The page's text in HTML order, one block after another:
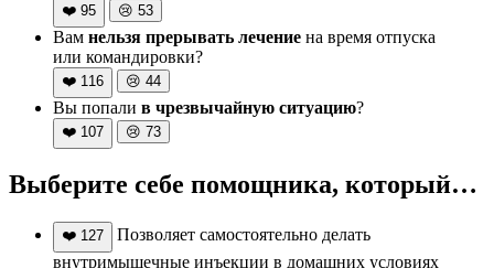
❤️ 95 😢 53
Вам нельзя прерывать лечение на время отпуска
или командировки?
❤️ 116 😢 44
Вы попали в чрезвычайную ситуацию?
❤️ 107 😢 73
Выберите себе помощника, который…
❤️ 127
Позволяет самостоятельно делать
внутримышечные инъекции в домашних условиях